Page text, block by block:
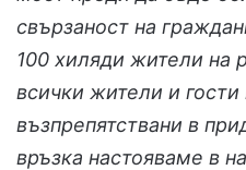
свързаност на
100 хиляди жители на
всички жители и
възпрепятствани в
връзка настояваме в